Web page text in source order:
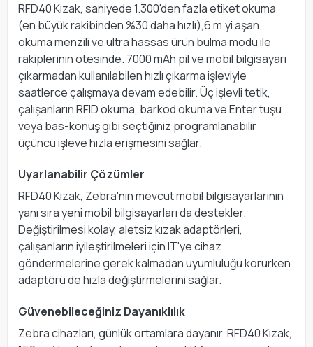
RFD40 Kızak, saniyede 1.300'den fazla etiket okuma
(en büyük rakibinden %30 daha hızlı),6 m.yi aşan
okuma menzili ve ultra hassas ürün bulma modu ile
rakiplerinin ötesinde. 7000 mAh pil ve mobil bilgisayarı
çıkarmadan kullanılabilen hızlı çıkarma işleviyle
saatlerce çalışmaya devam edebilir. Üç işlevli tetik,
çalışanların RFID okuma, barkod okuma ve Enter tuşu
veya bas-konuş gibi seçtiğiniz programlanabilir
üçüncü işleve hızla erişmesini sağlar.
Uyarlanabilir Çözümler
RFD40 Kızak, Zebra'nın mevcut mobil bilgisayarlarının
yanı sıra yeni mobil bilgisayarları da destekler.
Değiştirilmesi kolay, aletsiz kızak adaptörleri,
çalışanların iyileştirilmeleri için IT'ye cihaz
göndermelerine gerek kalmadan uyumluluğu korurken
adaptörü de hızla değiştirmelerini sağlar.
Güvenebileceğiniz Dayanıklılık
Zebra cihazları, günlük ortamlara dayanır. RFD40 Kızak,